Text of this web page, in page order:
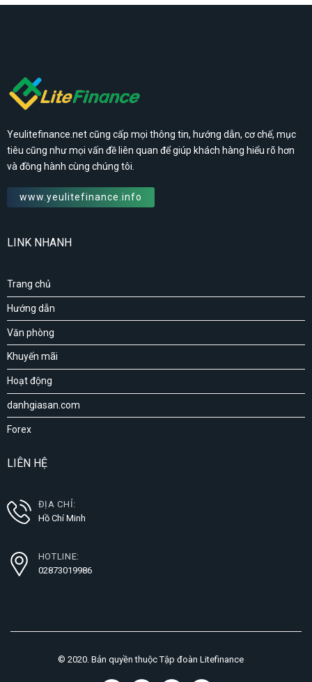
Yeulitefinance.net cũng cấp mọi thông tin, hướng dẫn, cơ chế, mục
tiêu cũng như mọi vấn đề liên quan để giúp khách hàng hiểu rõ hơn
và đồng hành cùng chúng tôi.
www.yeulitefinance.info
LINK NHANH
Trang chủ
Hướng dẫn
Văn phòng
Khuyến mãi
Hoạt động
danhgiasan.com
Forex
LIÊN HỆ
ĐỊA CHỈ:
Hồ Chí Minh
HOTLINE:
02873019986
© 2020. Bản quyền thuộc Tập đoàn Litefinance